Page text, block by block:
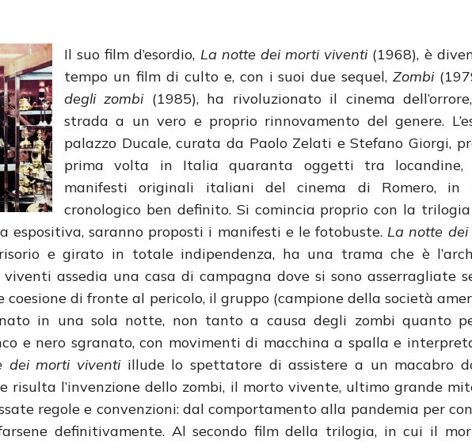
Il suo film d’esordio, La notte dei morti viventi(1968), è
tempo un film di culto e, con i suoi due sequel,Zombi
degli zombi(1985), ha rivoluzionato il cinema
strada a un vero e proprio rinnovamento del genere.
palazzo Ducale, curata da Paolo Zelati e Stefano Giorgi,
prima volta in Italia quaranta oggetti tra locandine,
manifesti originali italiani del cinema di Romero, in
cronologico ben definito. Si comincia proprio con la
espositiva, saranno proposti i manifesti e le fotobuste. La notte
e girato in totale indipendenza, ha una trama che è
viventi assedia una casa di campagna dove si sono asserragliate
coesione di fronte al pericolo, il gruppo (campione della società
in una sola notte, non tanto a causa degli zombi quanto
e nero sgranato, con movimenti di macchina a spalla e
dei morti viventiillude lo spettatore di assistere a un macabro
risulta l’invenzione dello zombi, il morto vivente, ultimo grande
regole e convenzioni: dal comportamento alla pandemia per
definitivamente. Al secondo film della trilogia, in cui il